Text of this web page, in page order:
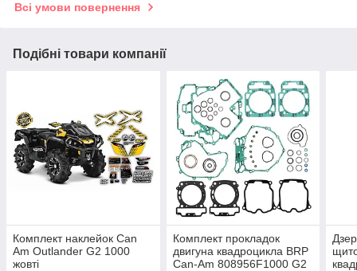
Всі умови повернення
Подібні товари компанії
Комплект наклейок Can
Am Outlander G2 1000
жовті
Комплект прокладок
двигуна квадроцикла BRP
Can-Am 808956F1000 G2